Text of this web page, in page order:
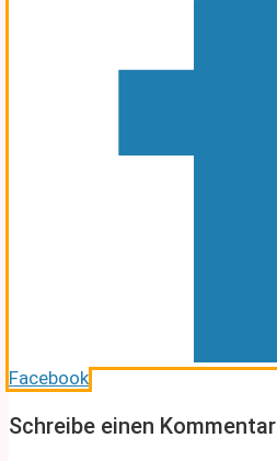
Facebook
Schreibe einen Kommentar